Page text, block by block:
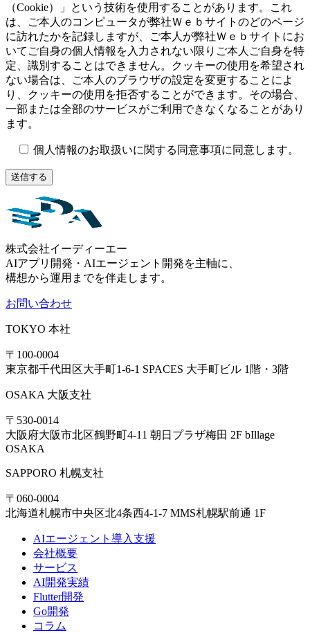
（Cookie）」という技術を使用することがあります。これ
は、ご本人のコンピュータが弊社Ｗｅｂサイトのどのページ
に訪れたかを記録しますが、ご本人が弊社Ｗｅｂサイトにお
いてご自身の個人情報を入力されない限りご本人ご自身を特
定、識別することはできません。クッキーの使用を希望され
ない場合は、ご本人のブラウザの設定を変更することによ
り、クッキーの使用を拒否することができます。その場合、
一部または全部のサービスがご利用できなくなることがあり
ます。
個人情報のお取扱いに関する同意事項に同意します。
株式会社イーディーエー
AIアプリ開発・AIエージェント開発を主軸に、
構想から運用までを伴走します。
お問い合わせ
TOKYO 本社
〒100-0004
東京都千代田区大手町1-6-1 SPACES 大手町ビル 1階・3階
OSAKA 大阪支社
〒530-0014
大阪府大阪市北区鶴野町4-11 朝日プラザ梅田 2F bIllage
OSAKA
SAPPORO 札幌支社
〒060-0004
北海道札幌市中央区北4条西4-1-7 MMS札幌駅前通 1F
AIエージェント導入支援
会社概要
サービス
AI開発実績
Flutter開発
Go開発
コラム